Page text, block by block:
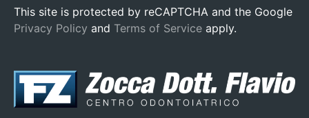
This site is protected by reCAPTCHA and the Google
Privacy Policy and Terms of Service apply.